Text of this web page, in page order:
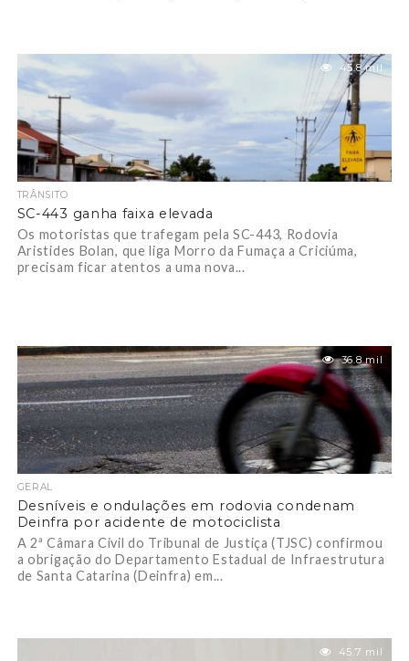
45.8 mil
TRÂNSITO
SC-443 ganha faixa elevada
Os motoristas que trafegam pela SC-443, Rodovia
Aristides Bolan, que liga Morro da Fumaça a Criciúma,
precisam ficar atentos a uma nova...
36.8 mil
GERAL
Desníveis e ondulações em rodovia condenam
Deinfra por acidente de motociclista
A 2ª Câmara Civil do Tribunal de Justiça (TJSC) confirmou
a obrigação do Departamento Estadual de Infraestrutura
de Santa Catarina (Deinfra) em...
45.7 mil